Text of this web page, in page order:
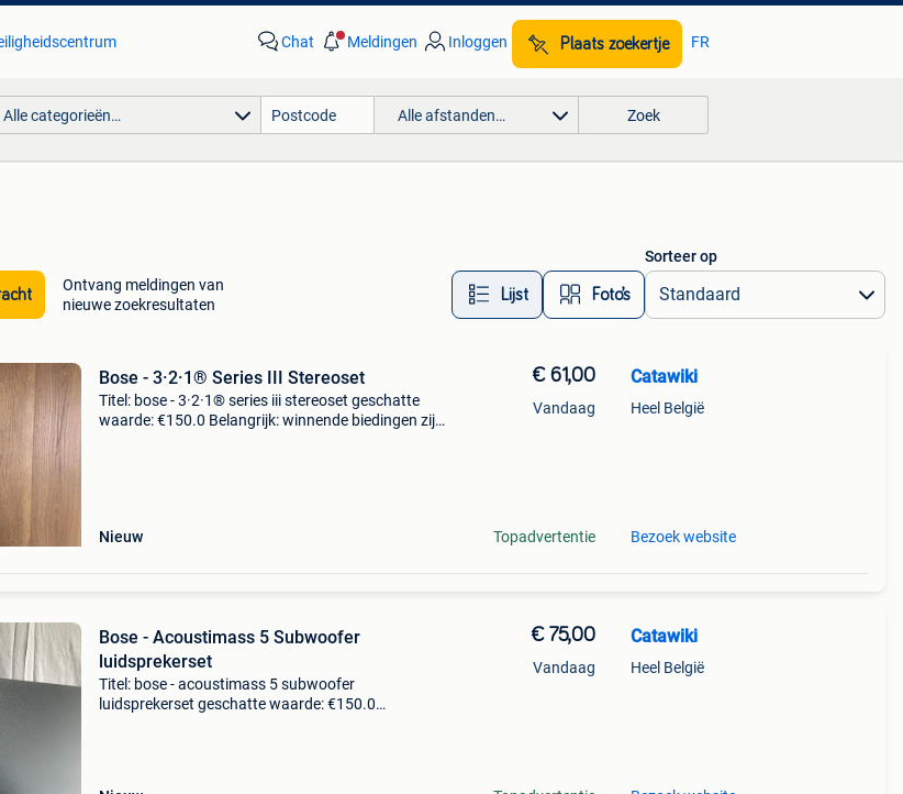
Chat Meldingen Inloggen Plaats zoekertje FR
Alle categorieën… Alle afstanden… Zoek
Ontvang meldingen van
nieuwe zoekresultaten
Lijst Foto’s
Sorteer op
Bose - 3·2·1® Series III Stereoset
Titel: bose - 3·2·1® series iii stereoset geschatte
waarde: €150.0 Belangrijk: winnende biedingen zijn
Nieuw
€ 61,00
Vandaag
Topadvertentie
Catawiki
Heel België
Bezoek website
Bose - Acoustimass 5 Subwoofer
luidsprekerset
Titel: bose - acoustimass 5 subwoofer
luidsprekerset geschatte waarde: €150.0
€ 75,00
Vandaag
Catawiki
Heel België